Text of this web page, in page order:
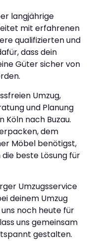
langjährige
mit erfahrenen
qualifizierten und
dass dein
Güter sicher von
Umzug,
und Planung
Köln nach Buzau.
dem
Möbel benötigst,
beste Lösung für
Umzugsservice
deinem Umzug
noch heute für
uns gemeinsam
gestalten.